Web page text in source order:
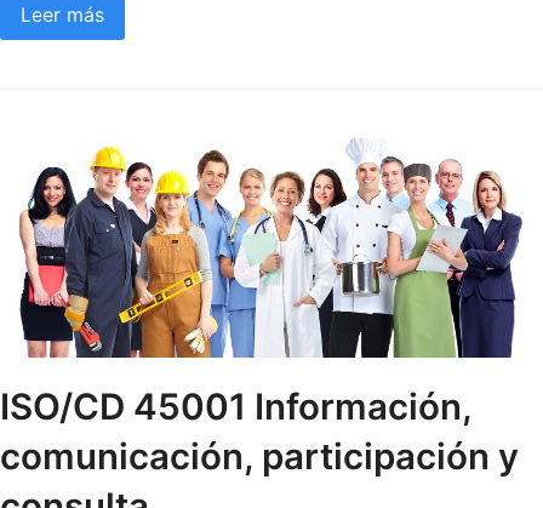
Leer más
ISO/CD 45001 Información,
comunicación, participación y